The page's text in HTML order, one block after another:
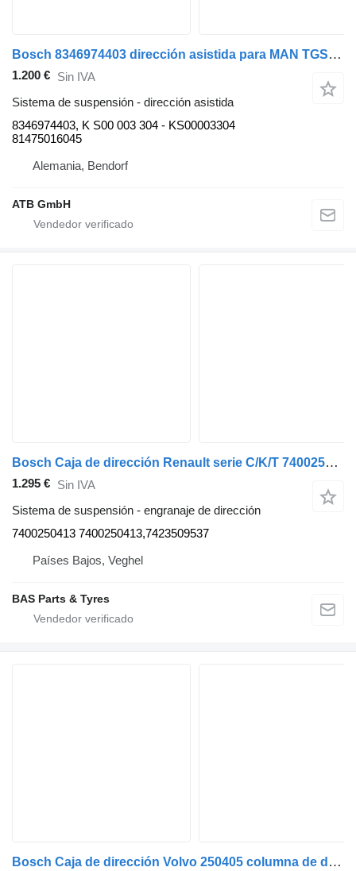
Bosch 8346974403 dirección asistida para MAN TGS TGX 6x2 camión
1.200 € Sin IVA
Sistema de suspensión - dirección asistida
8346974403, K S00 003 304 - KS00003304
81475016045
Alemania, Bendorf
ATB GmbH
Bosch Caja de dirección Renault serie C/K/T 7400250413 engranaje de dirección para Bosch C/K/T-Serie camión
1.295 € Sin IVA
Sistema de suspensión - engranaje de dirección
7400250413 7400250413,7423509537
Países Bajos, Veghel
BAS Parts & Tyres
Bosch Caja de dirección Volvo 250405 columna de dirección para Bosch camión